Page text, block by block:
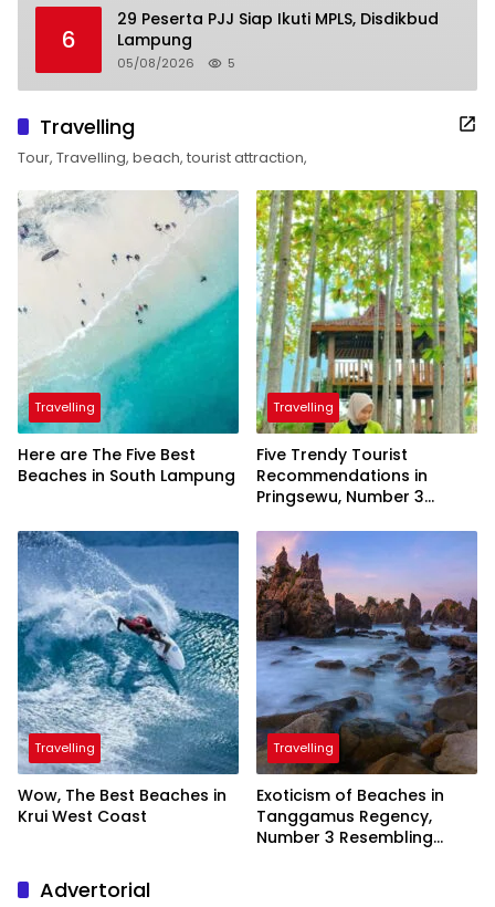
6
29 Peserta PJJ Siap Ikuti MPLS, Disdikbud
Lampung
05/08/2026 5
Travelling
Tour, Travelling, beach, tourist attraction,
Travelling
Here are The Five Best
Beaches in South Lampung
Travelling
Five Trendy Tourist
Recommendations in
Pringsewu, Number 3
President
Travelling
Wow, The Best Beaches in
Krui West Coast
Travelling
Exoticism of Beaches in
Tanggamus Regency,
Number 3 Resembling
Advertorial